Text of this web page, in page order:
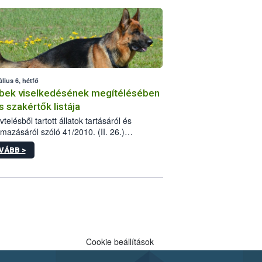
6, hétfő
viselkedésének megítélésében
szakértők listája
tartott állatok tartásáról és
szóló 41/2010. (II. 26.)
szabályozza az eb okozta fizikai
illetve ennek veszélye keletkezésekor
eb tartását és annak engedélyezését.
>
Cookie beállítások